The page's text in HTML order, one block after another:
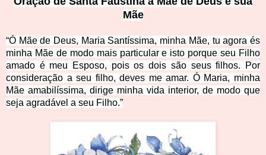
Mãe
“Ó Mãe de Deus, Maria Santíssima, minha Mãe, tu agora és
minha Mãe de modo mais particular e isto porque seu Filho
amado é meu Esposo, pois os dois são seus filhos. Por
consideração a seu filho, deves me amar. Ó Maria, minha
Mãe amabilíssima, dirige minha vida interior, de modo que
seja agradável a seu Filho.”